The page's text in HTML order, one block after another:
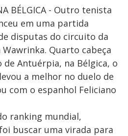
BÉLGICA - Outro tenista
em uma partida
disputas do circuito da
Quarto cabeça
de Antuérpia, na Bélgica, o
a melhor no duelo de
com o espanhol Feliciano
ranking mundial,
buscar uma virada para